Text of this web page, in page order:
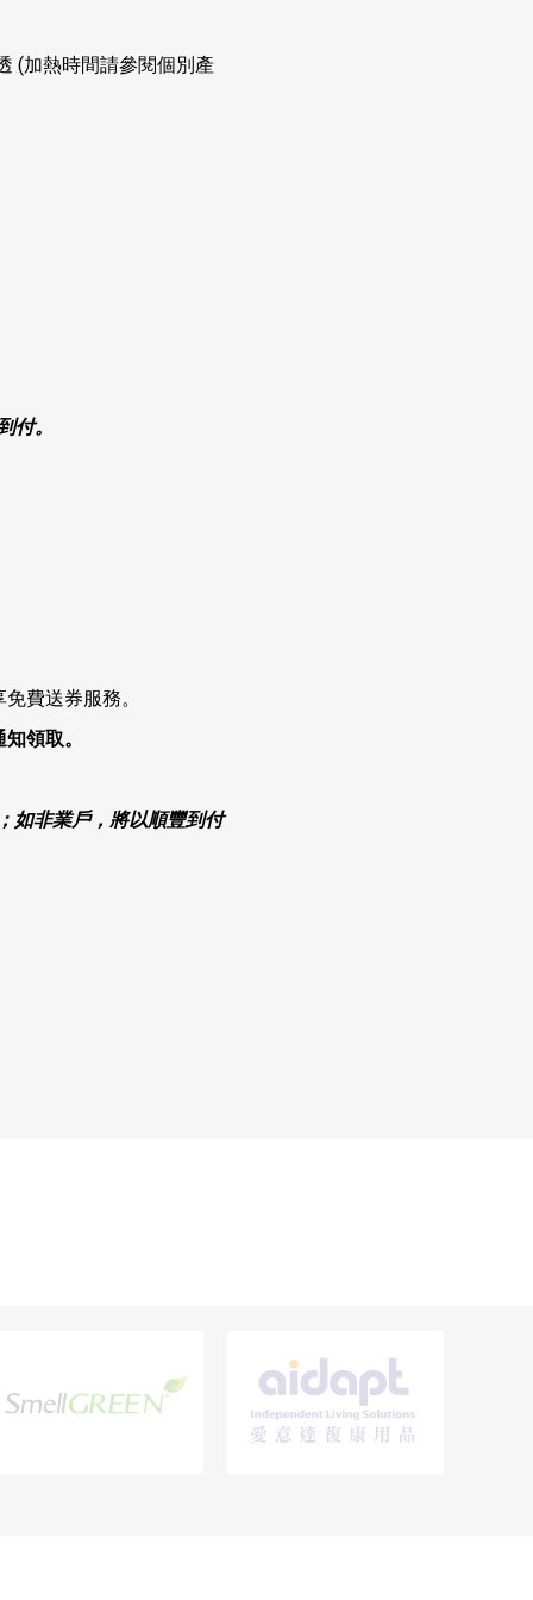
(加熱時間請參閱個別產
付。
費送券服務。
領取。
如非業戶，將以順豐到付